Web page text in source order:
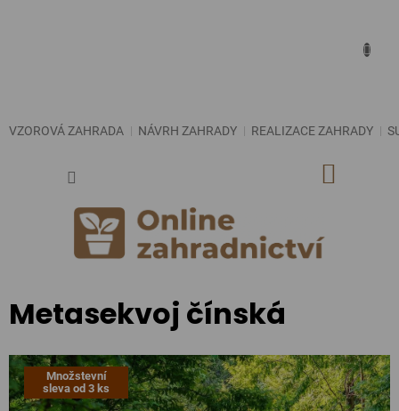
VZOROVÁ ZAHRADA NÁVRH ZAHRADY REALIZACE ZAHRADY
Metasekvoj čínská
Množstevní
sleva od 3 ks